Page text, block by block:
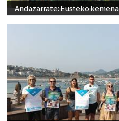
Andazarrate: Eusteko kemena